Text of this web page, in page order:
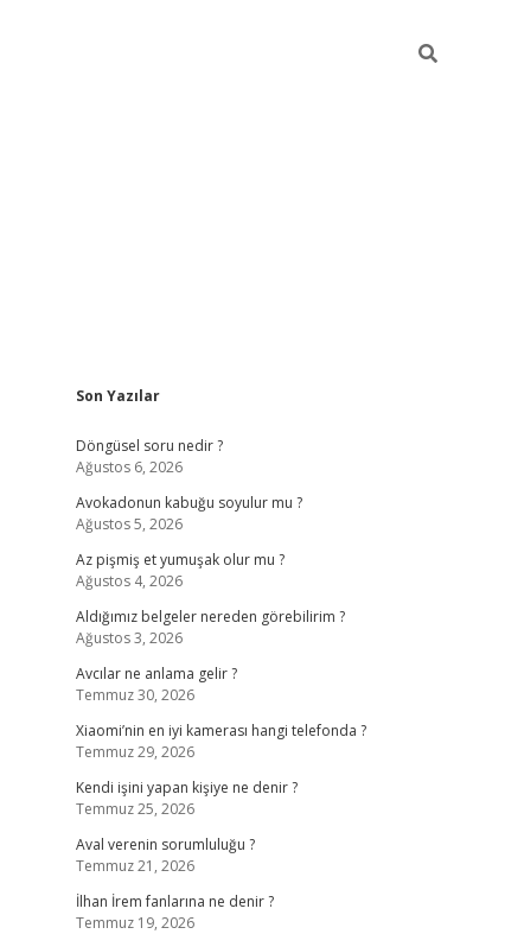
Sidebar
Son Yazılar
Döngüsel soru nedir ?
Ağustos 6, 2026
Avokadonun kabuğu soyulur mu ?
Ağustos 5, 2026
Az pişmiş et yumuşak olur mu ?
Ağustos 4, 2026
Aldığımız belgeler nereden görebilirim ?
Ağustos 3, 2026
Avcılar ne anlama gelir ?
Temmuz 30, 2026
Xiaomi’nin en iyi kamerası hangi telefonda ?
Temmuz 29, 2026
Kendi işini yapan kişiye ne denir ?
Temmuz 25, 2026
Aval verenin sorumluluğu ?
Temmuz 21, 2026
İlhan İrem fanlarına ne denir ?
Temmuz 19, 2026